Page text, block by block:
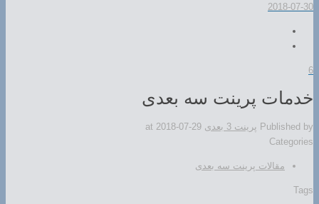
2018-07-30
6
خدمات پرینت سه بعدی
Published by پرینت 3 بعدی at 2018-07-29
Categories
مقالات پرینت سه بعدی
Tags